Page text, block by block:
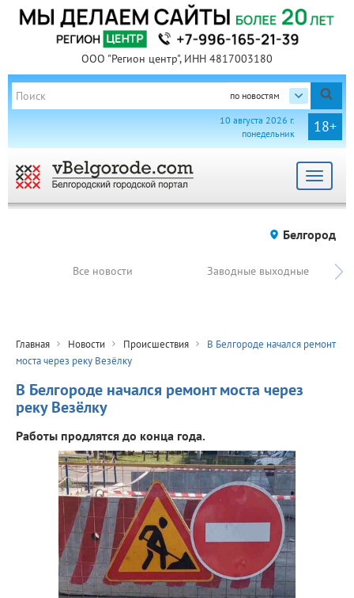
ООО "Регион центр", ИНН 4817003180
по новостям
18+
10 августа 2026 г.
понедельник
Toggle
Белгород
Все новости Заводные выходные
Главная Новости Происшествия
В Белгороде начался ремонт
моста через реку Везёлку
В Белгороде начался ремонт моста через
реку Везёлку
Работы продлятся до конца года.